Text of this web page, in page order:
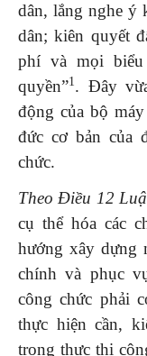
dân, lắng nghe ý
dân; kiên quyết
phí và mọi biểu
quyền”1. Đây
động của bộ
đức cơ bản của
chức.
Theo Điều 12
cụ thể hóa các
hướng xây dựng
chính và phục
công chức phải
thực hiện cần,
trong thực thi